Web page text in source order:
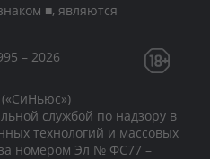
■, являются
– 2026
(«СиНьюс»)
службой по надзору в
технологий и массовых
номером Эл № ФС77 –